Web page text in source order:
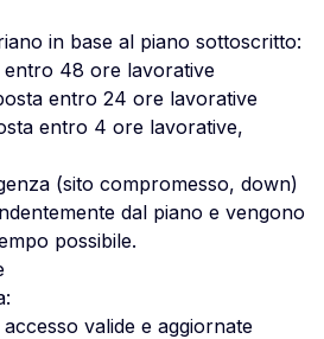
in base al piano sottoscritto:
entro 48 ore lavorative
entro 24 ore lavorative
entro 4 ore lavorative,
(sito compromesso, down)
dal piano e vengono
possibile.
valide e aggiornate